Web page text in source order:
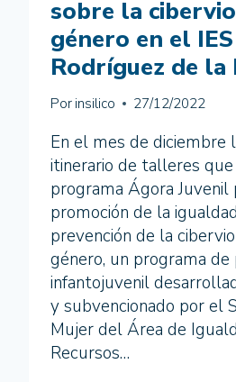
DE
GÉNERO
TRAVÉS
LAS
TIC
sobre la
género en el
Rodríguez de la
Por insilico 27/12/2022
En el mes de diciembre
itinerario de talleres
programa Ágora Juvenil
promoción de la
prevención de la
género, un programa de
infantojuvenil
y subvencionado por el
Mujer del Área de
Recursos…